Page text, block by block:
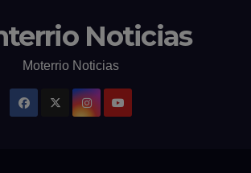
Noticias
Moterrio Noticias